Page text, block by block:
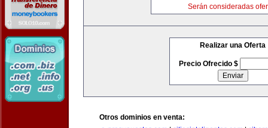
Serán consideradas
Realizar una Oferta
Precio Ofrecido $
Otros dominios en venta: